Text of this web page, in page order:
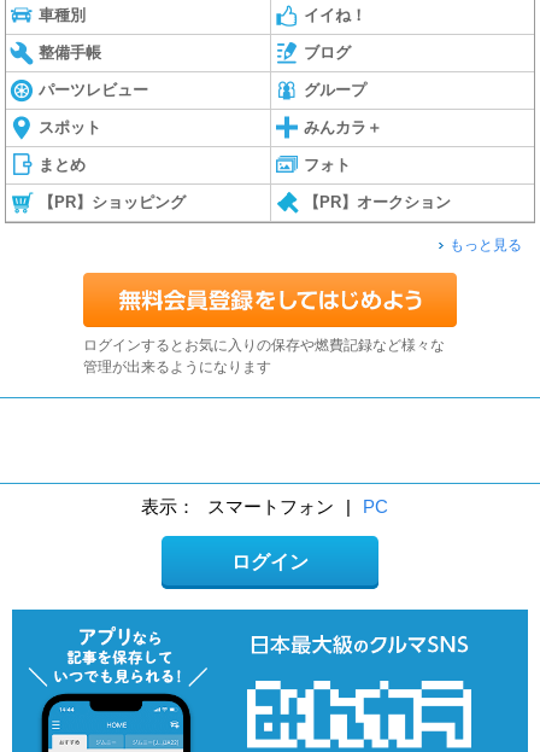
車種別 イイね！
整備手帳 ブログ
パーツレビュー グループ
スポット みんカラ＋
まとめ フォト
【PR】ショッピング 【PR】オークション
もっと見る
ログインするとお気に入りの保存や燃費記録など様々な
管理が出来るようになります
表示： スマートフォン | PC
ログイン